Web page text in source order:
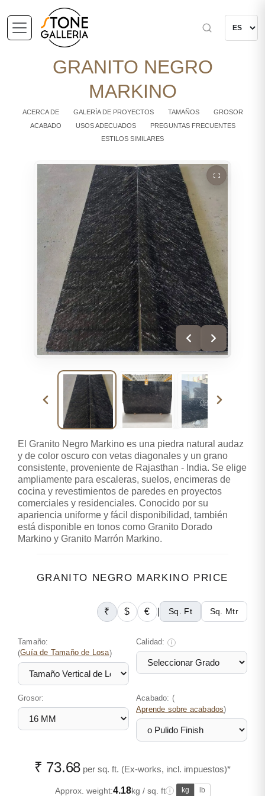
GRANITO NEGRO
MARKINO
ACERCA DE GALERÍA DE PROYECTOS TAMAÑOS
GROSOR
ACABADO
USOS ADECUADOS
PREGUNTAS FRECUENTES
ESTILOS SIMILARES
El Granito Negro Markino es una piedra natural audaz
y de color oscuro con vetas diagonales y un grano
consistente, proveniente de Rajasthan - India. Se elige
ampliamente para escaleras, suelos, encimeras de
cocina y revestimientos de paredes en proyectos
comerciales y residenciales. Conocido por su
apariencia uniforme y fácil disponibilidad, también
está disponible en tonos como Granito Dorado
Markino y Granito Marrón Markino.
GRANITO NEGRO MARKINO PRICE
₹ $ € Sq. Ft Sq. Mtr
Tamaño:
(Guía de Tamaño de Losa)
Calidad: i
Grosor: Acabado: (
Aprende sobre acabados)
₹ 73.68 per sq. ft. (Ex-works, incl. impuestos)*
Approx. weight:4.18kg / sq. ft i kg lb